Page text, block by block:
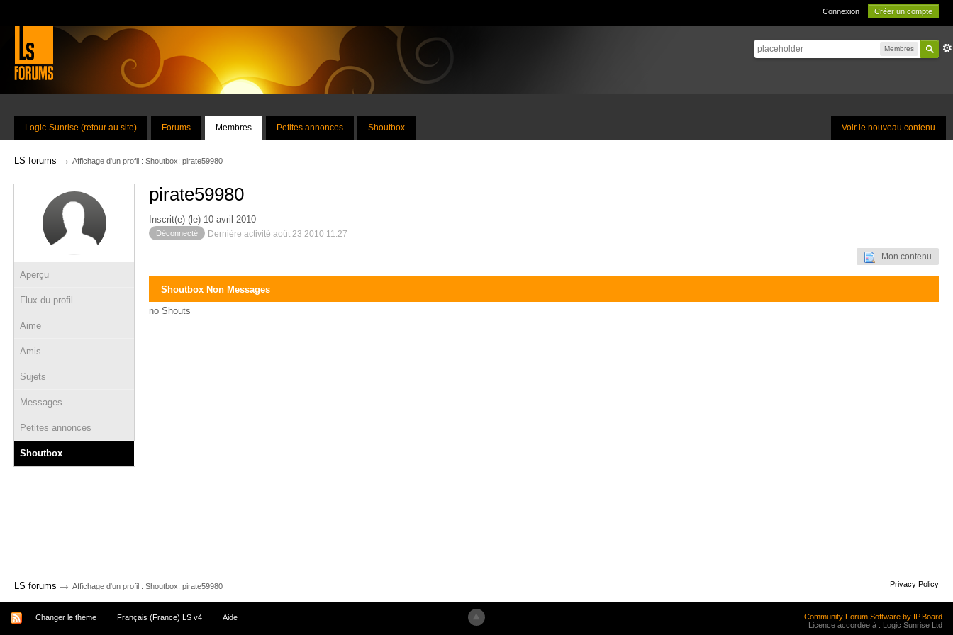
Connexion Créer un compte
Membres
Voir le nouveau contenu
Logic-Sunrise (retour au site) Forums Membres Petites annonces Shoutbox
LS forums → Affichage d'un profil : Shoutbox: pirate59980
Aperçu
Flux du profil
Aime
Amis
Sujets
Messages
Petites annonces
Shoutbox
pirate59980
Inscrit(e) (le) 10 avril 2010
Déconnecté Dernière activité août 23 2010 11:27
Mon contenu
Shoutbox Non Messages
no Shouts
LS forums → Affichage d'un profil : Shoutbox: pirate59980 Privacy Policy
Changer le thème Français (France) LS v4 Aide
Community Forum Software by IP.Board
Licence accordée à : Logic Sunrise Ltd